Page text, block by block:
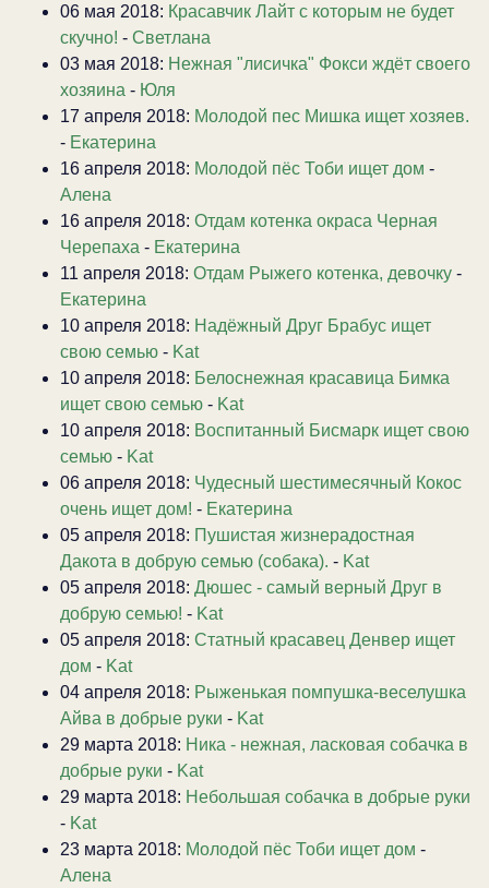
06 мая 2018: Красавчик Лайт с которым не будет
скучно! - Светлана
03 мая 2018: Нежная "лисичка" Фокси ждёт своего
хозяина - Юля
17 апреля 2018: Молодой пес Мишка ищет хозяев.
- Екатерина
16 апреля 2018: Молодой пёс Тоби ищет дом -
Алена
16 апреля 2018: Отдам котенка окраса Черная
Черепаха - Екатерина
11 апреля 2018: Отдам Рыжего котенка, девочку -
Екатерина
10 апреля 2018: Надёжный Друг Брабус ищет
свою семью - Kat
10 апреля 2018: Белоснежная красавица Бимка
ищет свою семью - Kat
10 апреля 2018: Воспитанный Бисмарк ищет свою
семью - Kat
06 апреля 2018: Чудесный шестимесячный Кокос
очень ищет дом! - Екатерина
05 апреля 2018: Пушистая жизнерадостная
Дакота в добрую семью (собака). - Kat
05 апреля 2018: Дюшес - самый верный Друг в
добрую семью! - Kat
05 апреля 2018: Статный красавец Денвер ищет
дом - Kat
04 апреля 2018: Рыженькая помпушка-веселушка
Айва в добрые руки - Kat
29 марта 2018: Ника - нежная, ласковая собачка в
добрые руки - Kat
29 марта 2018: Небольшая собачка в добрые руки
- Kat
23 марта 2018: Молодой пёс Тоби ищет дом -
Алена